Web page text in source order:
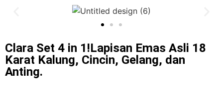
Clara Set 4 in 1!Lapisan Emas Asli 18
Karat Kalung, Cincin, Gelang, dan
Anting.